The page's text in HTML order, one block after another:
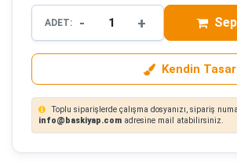
ADET: - +
Kendin
Toplu siparişlerde çalışma dosyanızı, sipariş
info@baskiyap.com adresine mail atabilirsiniz.